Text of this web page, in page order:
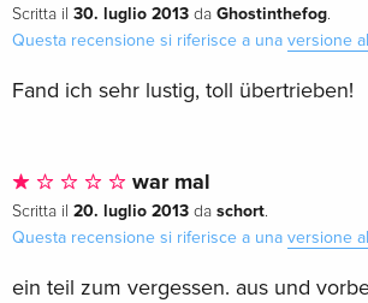
Scritta il 30. luglio 2013 da Ghostinthefog.
Questa recensione si riferisce a una versione
Fand ich sehr lustig, toll übertrieben!
war mal
Scritta il 20. luglio 2013 da schort.
Questa recensione si riferisce a una versione
ein teil zum vergessen. aus und